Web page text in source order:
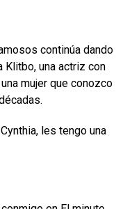
continúa dando
Klitbo, una actriz con
mujer que conozco
les tengo una